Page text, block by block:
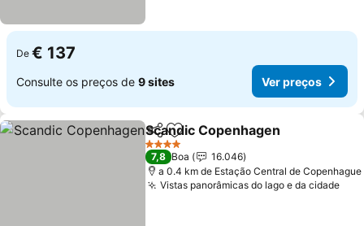
De € 137
Consulte os preços de 9 sites Ver preços
PartilharAdicionar aos favoritos
Scandic Copenhagen
4 Estrelas
7,8 Boa
16.046
a 0.4 km de Estação Central de Copenhague
Vistas panorâmicas do lago e da cidadeVer